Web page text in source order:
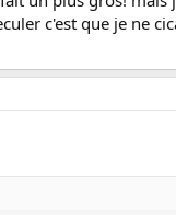
c'est que je ne